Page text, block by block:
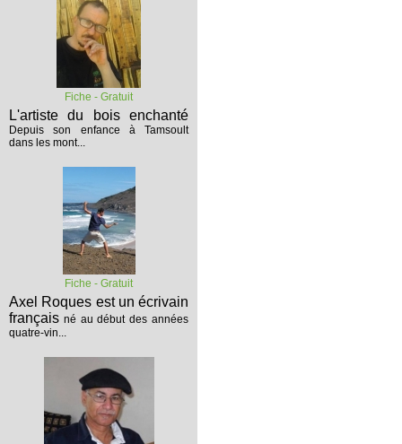
Fiche - Gratuit
L'artiste du bois enchanté
Depuis son enfance à Tamsoult
dans les mont...
Fiche - Gratuit
Axel Roques est un écrivain
français né au début des années
quatre-vin...